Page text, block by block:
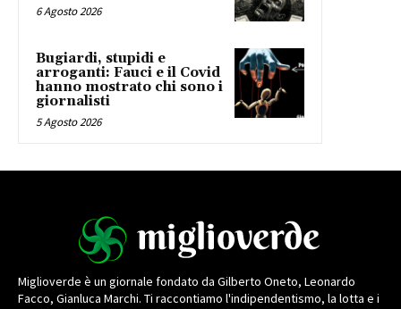
6 Agosto 2026
Bugiardi, stupidi e
arroganti: Fauci e il Covid
hanno mostrato chi sono i
giornalisti
5 Agosto 2026
Miglioverde è un giornale fondato da Gilberto Oneto, Leonardo
Facco, Gianluca Marchi. Ti raccontiamo l'indipendentismo, la lotta e i